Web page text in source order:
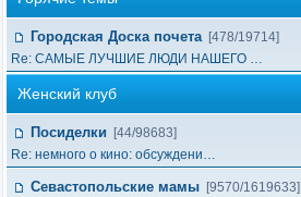
Городская Доска почета [478/19714]
Re: САМЫЕ ЛУЧШИЕ ЛЮДИ НАШЕГО …
Женский клуб
Посиделки
[44/98683]
Re: немного о кино: обсуждени…
Севастопольские мамы [9570/1619633]